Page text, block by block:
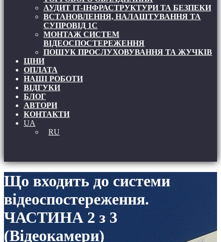
АУДИТ IT-ІНФРАСТРУКТУРИ ТА БЕЗПЕКИ
ВСТАНОВЛЕННЯ, НАЛАШТУВАННЯ ТА
СУПРОВІД 1С
МОНТАЖ СИСТЕМ
ВІДЕОСПОСТЕРЕЖЕННЯ
ПОШУК ПРОСЛУХОВУВАННЯ ТА ЖУЧКІВ
ЦІНИ
ОПЛАТА
НАШІ РОБОТИ
ВІДГУКИ
БЛОГ
АВТОРИ
КОНТАКТИ
UA
RU
Що входить до системи
відеоспостереження.
ЧАСТИНА 2 з 3
(Відеокамери)